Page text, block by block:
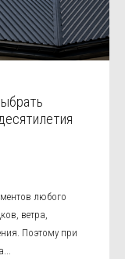
любого
ветра,
Поэтому при